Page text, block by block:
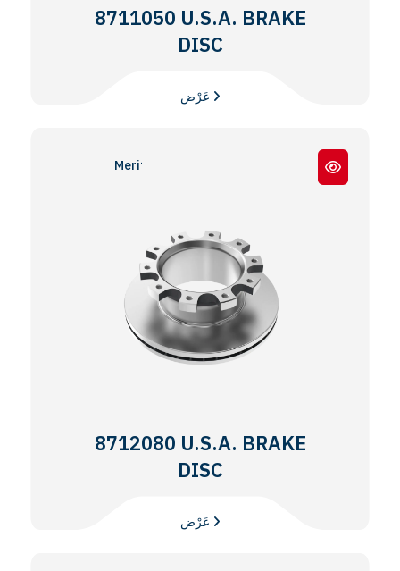
8711050 U.S.A. BRAKE
DISC
Meritor® EX225
8712080 U.S.A. BRAKE
DISC